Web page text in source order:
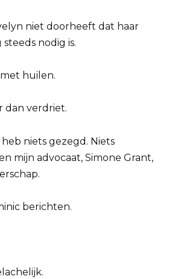
niet doorheeft dat haar
nodig is.
huilen.
dan verdriet.
niets gezegd. Niets
mijn advocaat, Simone Grant,
berichten.